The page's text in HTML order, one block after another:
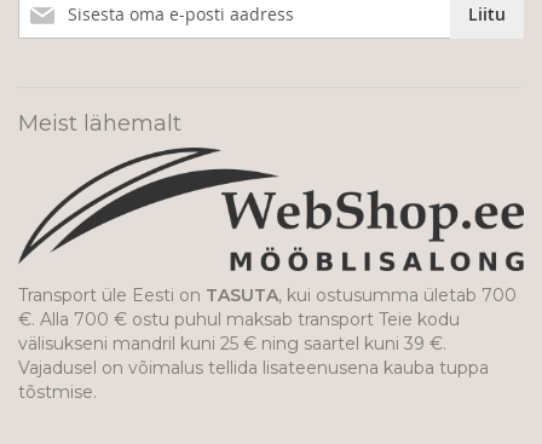
meie
Liitu
Meist lähemalt
Transport üle Eesti on TASUTA, kui ostusumma ületab 700
€. Alla 700 € ostu puhul maksab transport Teie kodu
välisukseni mandril kuni 25 € ning saartel kuni 39 €.
Vajadusel on võimalus tellida lisateenusena kauba tuppa
tõstmise.